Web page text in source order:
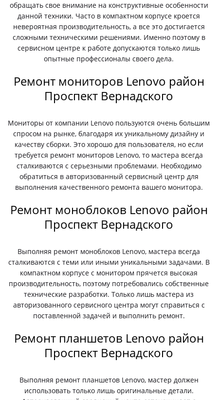
обращать свое внимание на конструктивные особенности
данной техники. Часто в компактном корпусе кроется
невероятная производительность, а все это достигается
сложными техническими решениями. Именно поэтому в
сервисном центре к работе допускаются только лишь
опытные профессионалы своего дела.
Ремонт мониторов Lenovo район
Проспект Вернадского
Мониторы от компании Lenovo пользуются очень большим
спросом на рынке, благодаря их уникальному дизайну и
качеству сборки. Это хорошо для пользователя, но если
требуется ремонт мониторов Lenovo, то мастера всегда
сталкиваются с серьезными проблемами. Необходимо
обратиться в авторизованный сервисный центр для
выполнения качественного ремонта вашего монитора.
Ремонт моноблоков Lenovo район
Проспект Вернадского
Выполняя ремонт моноблоков Lenovo, мастера всегда
сталкиваются с теми или иными уникальными задачами. В
компактном корпусе с монитором прячется высокая
производительность, поэтому потребовались собственные
технические разработки. Только лишь мастера из
авторизованного сервисного центра могут справиться с
поставленной задачей и выполнить ремонт.
Ремонт планшетов Lenovo район
Проспект Вернадского
Выполняя ремонт планшетов Lenovo, мастер должен
использовать только лишь оригинальные детали.